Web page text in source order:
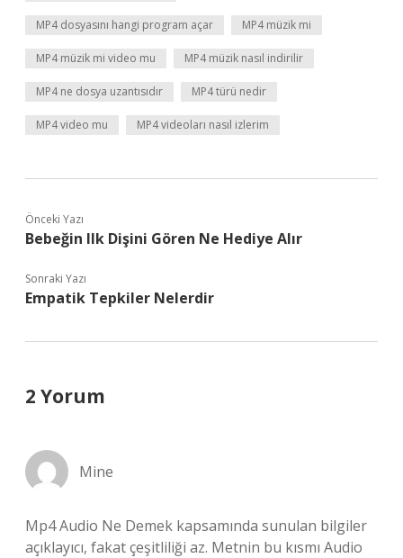
MP4 dosyasını hangi program açar MP4 müzik mi
MP4 müzik mi video mu MP4 müzik nasıl indirilir
MP4 ne dosya uzantısıdır MP4 türü nedir
MP4 video mu MP4 videoları nasıl izlerim
Önceki Yazı
Bebeğin Ilk Dişini Gören Ne Hediye Alır
Sonraki Yazı
Empatik Tepkiler Nelerdir
2 Yorum
Mine
Mp4 Audio Ne Demek kapsamında sunulan bilgiler
açıklayıcı, fakat çeşitliliği az. Metnin bu kısmı Audio